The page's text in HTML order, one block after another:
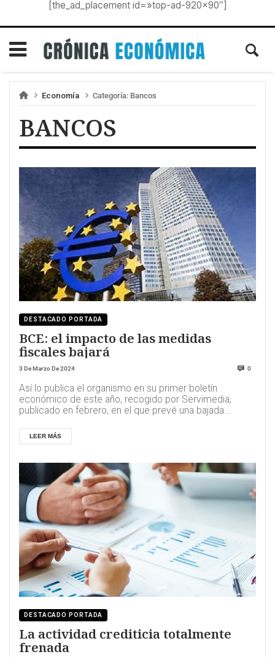
[the_ad_placement id=»top-ad-920×90″]
Economía Categoría: Bancos
BANCOS
DESTACADO PORTADA
BCE: el impacto de las medidas
fiscales bajará
3 De Marzo De 2024 0
Así lo publica el organismo en su primer boletín
económico de este año, recogido por Servimedia,
publicado en febrero, en el que prevé una bajada...
LEER MÁS
DESTACADO PORTADA
La actividad crediticia totalmente
frenada